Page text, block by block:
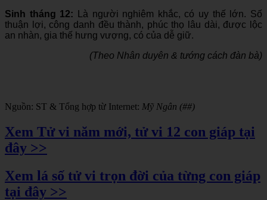
Sinh tháng 12: Là người nghiêm khắc, có uy thế lớn. Số
thuận lợi, công danh đều thành, phúc thọ lâu dài, được lộc
an nhàn, gia thế hưng vượng, có của dễ giữ.
(Theo Nhân duyên & tướng cách đàn bà)
Nguồn: ST & Tổng hợp từ Internet: Mỹ Ngân (##)
Xem Tử vi năm mới, tử vi 12 con giáp tại
đây >>
Xem lá số tử vi trọn đời của từng con giáp
tại đây >>